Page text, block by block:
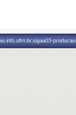
producao